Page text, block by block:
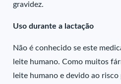
gravidez.
Uso durante a lactação
Não é conhecido se este
leite humano. Como muitos
leite humano e devido ao